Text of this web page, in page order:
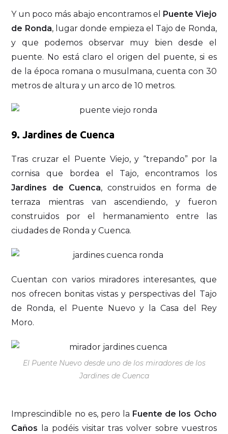
Y un poco más abajo encontramos el Puente Viejo
de Ronda, lugar donde empieza el Tajo de Ronda,
y que podemos observar muy bien desde el
puente. No está claro el origen del puente, si es
de la época romana o musulmana, cuenta con 30
metros de altura y un arco de 10 metros.
9. Jardines de Cuenca
Tras cruzar el Puente Viejo, y “trepando” por la
cornisa que bordea el Tajo, encontramos los
Jardines de Cuenca, construidos en forma de
terraza mientras van ascendiendo, y fueron
construidos por el hermanamiento entre las
ciudades de Ronda y Cuenca.
Cuentan con varios miradores interesantes, que
nos ofrecen bonitas vistas y perspectivas del Tajo
de Ronda, el Puente Nuevo y la Casa del Rey
Moro.
El Puente Nuevo desde uno de los miradores de los
Jardines de Cuenca
Imprescindible no es, pero la Fuente de los Ocho
Caños la podéis visitar tras volver sobre vuestros